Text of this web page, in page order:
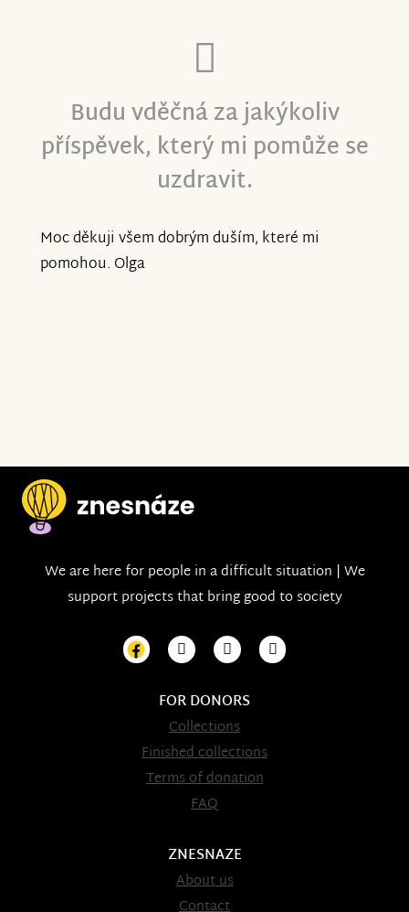
Budu vděčná za jakýkoliv
příspěvek, který mi pomůže se
uzdravit.
Moc děkuji všem dobrým duším, které mi
pomohou. Olga
We are here for people in a difficult situation | We
support projects that bring good to society
FOR DONORS
Collections
Finished collections
Terms of donation
FAQ
ZNESNAZE
About us
Contact